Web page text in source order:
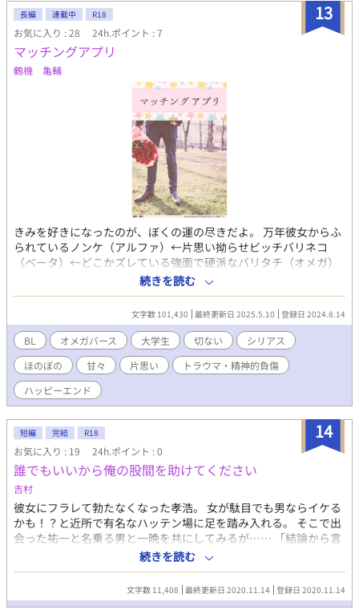
苦手な方はご承知の上でお楽しみ下さい。
13
長編 連載中 R18
お気に入り : 28 24h.ポイント : 7
マッチングアプリ
鶴機 亀輔
きみを好きになったのが、ぼくの運の尽きだよ。 万年彼女からふ
られているノンケ（アルファ）←片思い拗らせビッチバリネコ
（ベータ）←どこかズレている強面で硬派なバリタチ（オメガ）
村山晃嗣は男漁りをしているベータだ。 タチの身体を食べて一晩
でヤリ捨てすることから「ヤリモクビッチ」「淫乱竿食い」と揶
揄されている。 そんな晃嗣が片思いをしているのは同じ大学に通
う八坂航大というアルファだ。 中学からの親友である航大に、晃
嗣は思いを寄せていた。 航大はオメガの恋人・芝谷憂に振られて
しまうが、憂のことをまだ愛していた。 しかし酒を飲んでいた晃
嗣と航大は一夜を明かす。 何かしらふたりの関係が進展すること
を望んでいた晃嗣の期待を裏切り、晃嗣に謝った。 「親友でいて
ほしい」といわれ、以来晃嗣は、心の傷を埋めるように身体だけ
場である銭湯に無理矢理連れて行かれ、男たちの慰み者にされそ
うになる。 間一髪のところでやってきた警察のおかげで九死に一
生を得るが、不仲な両親からあられ、罵られてしまう。 掲示板で
も誹謗中傷され、笑い者にされると踏んだり蹴ったりだ。 ミック
スバーのメンバーから新しい恋をするように勧められ、ゲイ専用
のマッチングアプリ“ガニュメデス”を登録することに。 そして北
野菫とマッチングした晃嗣は、菫と初回デートの約束をした。 デ
ート当日、公園で待ち合わせをしているとスーツを着込み、薔薇
の花束を手にした強面の男がいて……。 ※注意※ 機能不全家族に
よる暴力的発言の描写、差別用語の使用、ネットいじめの描写が
あります。 物語の前半部分は、受けが攻め以外の同性と性行為に
及ぶ・及ぼうとする、攻め以外のモブから行為を強要される過激
続きを読む
文字数 101,430 最終更新日 2025.5.10 登録日 2024.8.14
BL オメガバース 大学生 切ない
シリアス
ほのぼの
甘々 片思い
トラウマ・精神的負傷
ハッピーエンド
14
短編 完結 R18
お気に入り : 19 24h.ポイント : 0
誰でもいいから俺の股間を助けてください
吉村
彼女にフラレて勃たなくなった孝浩。 女が駄目でも男ならイケる
かも！？と近所で有名なハッテン場に足を踏み入れる。 そこで出
会った祐一と名乗る男と一晩を共にしてみるが…… 「結論から言
うとめちゃくちゃよかった」 眼鏡美形×ちょっとアホの子（平
凡） ※最初にちょこっとモブとの絡みあります。 ※内容はほぼな
いです。基本的に絡んでるだけ。 ※ムーンライトノベルズ様でも
公開しています。
続きを読む
文字数 11,408 最終更新日 2020.11.14 登録日 2020.11.14